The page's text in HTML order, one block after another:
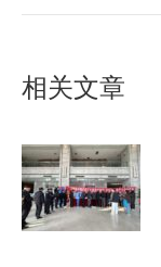
相关文章